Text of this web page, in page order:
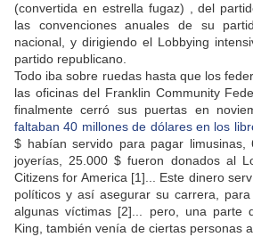
(convertida en estrella fugaz) , del
las convenciones anuales de su
nacional, y dirigiendo el Lobbying
partido republicano.
Todo iba sobre ruedas hasta que los
las oficinas del Franklin Community
finalmente cerró sus puertas en
faltaban 40 millones de dólares en los
$ habían servido para pagar
joyerías, 25.000 $ fueron donados al
Citizens for America [1]... Este dinero
políticos y así asegurar su carrera,
algunas víctimas [2]... pero, una parte
King, también venía de ciertas personas